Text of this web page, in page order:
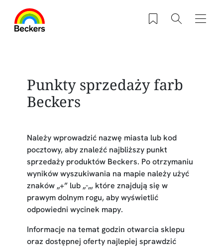
Zapisane produkty
Szukaj
Punkty sprzedaży farb
Beckers
Należy wprowadzić nazwę miasta lub kod
pocztowy, aby znaleźć najbliższy punkt
sprzedaży produktów Beckers. Po otrzymaniu
wyników wyszukiwania na mapie należy użyć
znaków „+” lub „-„, które znajdują się w
prawym dolnym rogu, aby wyświetlić
odpowiedni wycinek mapy.
Informacje na temat godzin otwarcia sklepu
oraz dostępnej oferty najlepiej sprawdzić